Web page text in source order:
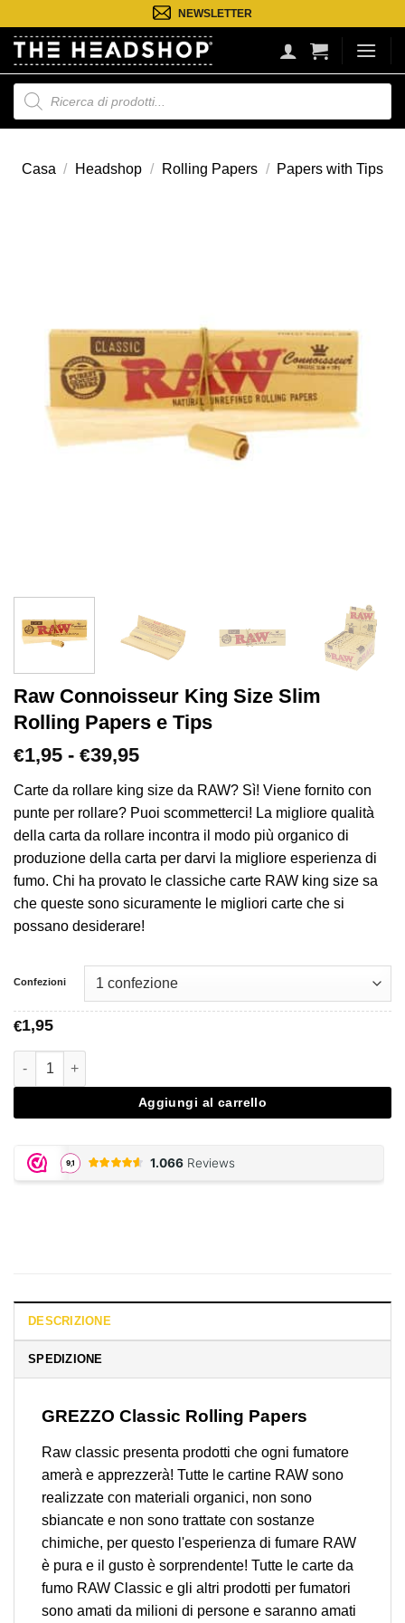
contenuti
NEWSLETTER
Ricerca
prodotti
Casa / Headshop / Rolling Papers / Papers with Tips
Raw Connoisseur King Size Slim
Rolling Papers e Tips
€1,95 - €39,95Fascia
prezzo:
da
€1,95
a
€39,95
Carte da rollare king size da RAW? Sì! Viene fornito con
punte per rollare? Puoi scommetterci! La migliore qualità
della carta da rollare incontra il modo più organico di
produzione della carta per darvi la migliore esperienza di
fumo. Chi ha provato le classiche carte RAW king size sa
che queste sono sicuramente le migliori carte che si
possano desiderare!
Confezioni
€1,95
Raw Connoisseur King Size Slim Rolling Papers and Tips
Aggiungi al carrello
DESCRIZIONE
SPEDIZIONE
GREZZO Classic Rolling Papers
Raw classic presenta prodotti che ogni fumatore
amerà e apprezzerà! Tutte le cartine RAW sono
realizzate con materiali organici, non sono
sbiancate e non sono trattate con sostanze
chimiche, per questo l'esperienza di fumare RAW
è pura e il gusto è sorprendente! Tutte le carte da
fumo RAW Classic e gli altri prodotti per fumatori
sono amati da milioni di persone e saranno amati